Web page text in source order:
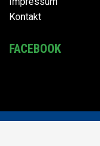
Kontakt
FACEBOOK